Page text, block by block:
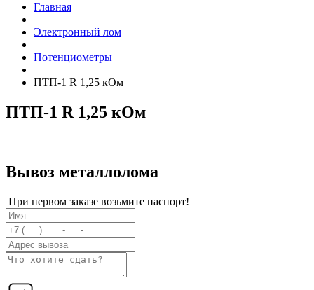
Главная
Электронный лом
Потенциометры
ПТП-1 R 1,25 кОм
ПТП-1 R 1,25 кОм
Вывоз металлолома
При первом заказе возьмите паспорт!